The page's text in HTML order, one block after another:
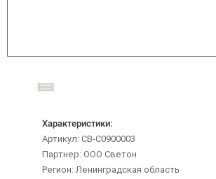
Характеристики:
Артикул: CB-C0900003
Партнер: ООО Светон
Регион: Ленинградская область